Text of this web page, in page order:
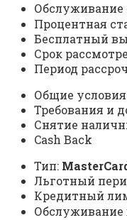
Обслуживание
Процентная
Бесплатный
Срок
Период
Общие условия
Требования и
Снятие
Cash Back
Тип:
Льготный
Кредитный
Обслуживание